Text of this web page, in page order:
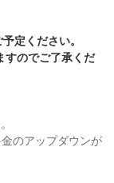
定ください。
すのでご了承くだ
のアップダウンが